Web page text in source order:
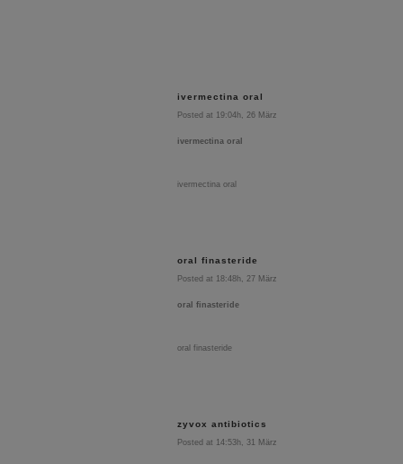
ivermectina oral
Posted at 19:04h, 26 März
ivermectina oral
ivermectina oral
oral finasteride
Posted at 18:48h, 27 März
oral finasteride
oral finasteride
zyvox antibiotics
Posted at 14:53h, 31 März